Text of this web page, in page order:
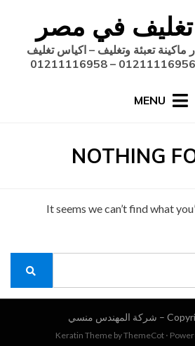
في مصر
ماكينة تعبئة وتغليف – اكياس تغليف
MENU
NOTHING
It seems we can’t find what
شركة المهندس منسي
Keratin Theme byThemeCot ⋅